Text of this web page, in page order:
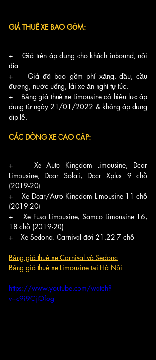
​GIÁ THUÊ XE BAO GỒM:
+    Giá trên áp dụng cho khách inbound, nội
địa
+    Giá đã bao gồm phí xăng, dầu, cầu
đường, nước uống, lái xe ăn nghỉ tự túc.
+    Bảng giá thuê xe Limousine có hiệu lực áp
dụng từ ngày 21/01/2022 & không áp dụng
dịp lễ.
CÁC DÒNG XE CAO CẤP:
+    Xe Auto Kingdom Limousine, Dcar
Limousine, Dcar Solati, Dcar Xplus 9 chỗ
(2019-20)
+    Xe Dcar/Auto Kingdom Limousine 11 chỗ
(2019-20)
+    Xe Fuso Limousine, Samco Limousine 16,
18 chỗ (2019-20)
+    Xe Sedona, Carnival đời 21,22 7 chỗ
Bảng giá thuê xe Carnival và Sedona
Bảng giá thuê xe Limousine tại Hà Nội
https://www.youtube.com/watch?
v=c9i9CjtOfog